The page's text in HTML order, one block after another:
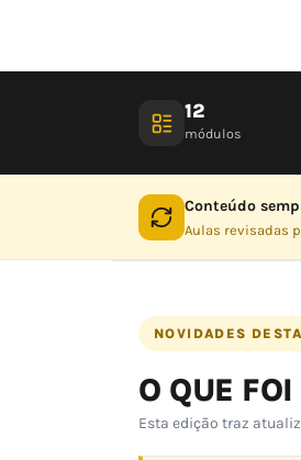
12
módulos
Conteúdo
Aulas revisadas
NOVIDADES
O QUE
Esta edição traz